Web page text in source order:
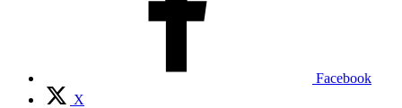
Facebook
X